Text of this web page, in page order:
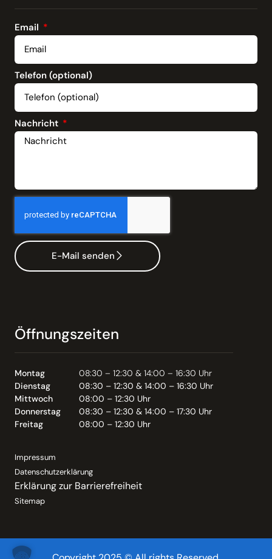
Email
Telefon (optional)
Nachricht
E-Mail senden
Öffnungszeiten
Montag
08:30 – 12:30 & 14:00 – 16:30 Uhr
Dienstag
08:30 – 12:30 & 14:00 – 16:30 Uhr
Mittwoch
08:00 – 12:30 Uhr
Donnerstag
08:30 – 12:30 & 14:00 – 17:30 Uhr
Freitag
08:00 – 12:30 Uhr
Impressum
Datenschutzerklärung
Erklärung zur Barrierefreiheit
Sitemap